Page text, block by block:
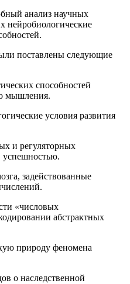
анализ научных
нейробиологические
поставлены следующие
способностей
мышления.
условия развития
и регуляторных
успешностью.
задействованные
«числовых
абстрактных
природу феномена
о наследственной